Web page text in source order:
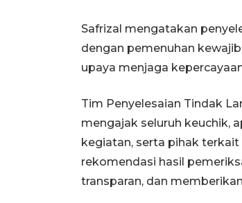
Safrizal mengatakan
dengan pemenuhan
upaya menjaga
Tim Penyelesaian Tindak
mengajak seluruh keuchik,
kegiatan, serta pihak
rekomendasi hasil
transparan, dan